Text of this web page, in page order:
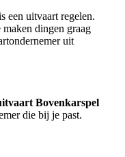
een uitvaart regelen.
dingen graag
uit
Bovenkarspel
die bij je past.